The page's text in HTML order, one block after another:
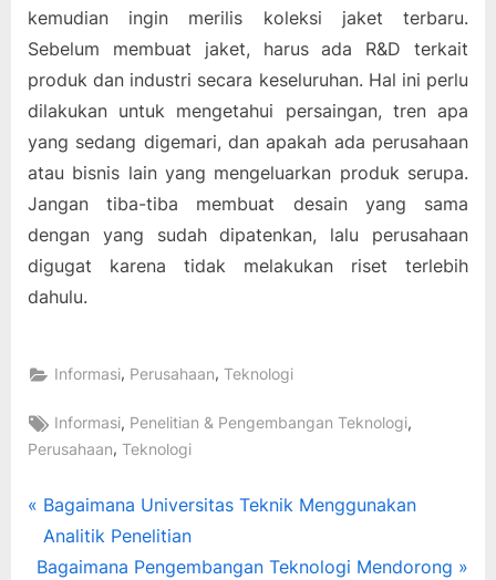
kemudian ingin merilis koleksi jaket terbaru.
Sebelum membuat jaket, harus ada R&D terkait
produk dan industri secara keseluruhan. Hal ini perlu
dilakukan untuk mengetahui persaingan, tren apa
yang sedang digemari, dan apakah ada perusahaan
atau bisnis lain yang mengeluarkan produk serupa.
Jangan tiba-tiba membuat desain yang sama
dengan yang sudah dipatenkan, lalu perusahaan
digugat karena tidak melakukan riset terlebih
dahulu.
Informasi, Perusahaan,Teknologi
Tags:
Informasi, Penelitian & Pengembangan Teknologi,
Perusahaan, Teknologi
Post
navigation
P
r
e
Bagaimana Universitas Teknik Menggunakan
Analitik Penelitian
N
Bagaimana Pengembangan Teknologi Mendorong